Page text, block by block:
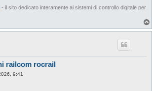
- il sito dedicato interamente ai sistemi di controllo digitale per
railcom rocrail
9:41